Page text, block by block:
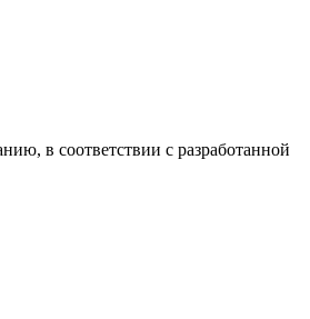
в соответствии с разработанной